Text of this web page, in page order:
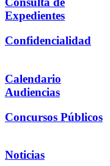
Expedientes
Confidencialidad
Calendario
Audiencias
Concursos Públicos
Noticias